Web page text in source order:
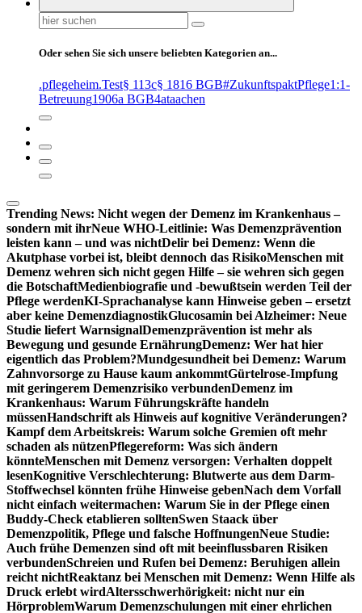
Suchen
nach:
Oder sehen Sie sich unsere beliebten Kategorien an...
.pflegeheim.Test§ 113c§ 1816 BGB#ZukunftspaktPflege1:1-
Betreuung1906a BGB4ataachen
Trending News: Nicht wegen der Demenz im Krankenhaus –
sondern mit ihrNeue WHO-Leitlinie: Was Demenzprävention
leisten kann – und was nichtDelir bei Demenz: Wenn die
Akutphase vorbei ist, bleibt dennoch das RisikoMenschen mit
Demenz wehren sich nicht gegen Hilfe – sie wehren sich gegen
die BotschaftMedienbiografie und -bewußtsein werden Teil der
Pflege werdenKI-Sprachanalyse kann Hinweise geben – ersetzt
aber keine DemenzdiagnostikGlucosamin bei Alzheimer: Neue
Studie liefert WarnsignalDemenzprävention ist mehr als
Bewegung und gesunde ErnährungDemenz: Wer hat hier
eigentlich das Problem?Mundgesundheit bei Demenz: Warum
Zahnvorsorge zu Hause kaum ankommtGürtelrose-Impfung
mit geringerem Demenzrisiko verbundenDemenz im
Krankenhaus: Warum Führungskräfte handeln
müssenHandschrift als Hinweis auf kognitive Veränderungen?
Kampf dem Arbeitskreis: Warum solche Gremien oft mehr
schaden als nützenPflegereform: Was sich ändern
könnteMenschen mit Demenz versorgen: Verhalten doppelt
lesenKognitive Verschlechterung: Blutwerte aus dem Darm-
Stoffwechsel könnten frühe Hinweise gebenNach dem Vorfall
nicht einfach weitermachen: Warum Sie in der Pflege einen
Buddy-Check etablieren solltenSwen Staack über
Demenzpolitik, Pflege und falsche HoffnungenNeue Studie:
Auch frühe Demenzen sind oft mit beeinflussbaren Risiken
verbundenSchreien und Rufen bei Demenz: Beruhigen allein
reicht nichtReaktanz bei Menschen mit Demenz: Wenn Hilfe als
Druck erlebt wirdAltersschwerhörigkeit: nicht nur ein
HörproblemWarum Demenzschulungen mit einer ehrlichen